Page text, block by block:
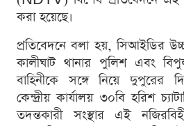
করা হয়েছে।
প্রতিবেদনে বলা হয়, সিআইডির
কালীঘাট থানার পুলিশ এবং
বাহিনীকে সঙ্গে নিয়ে দুপুরের
কেন্দ্রীয় কার্যালয় ৩০বি হরিশ
তদন্তকারী সংস্থার এই